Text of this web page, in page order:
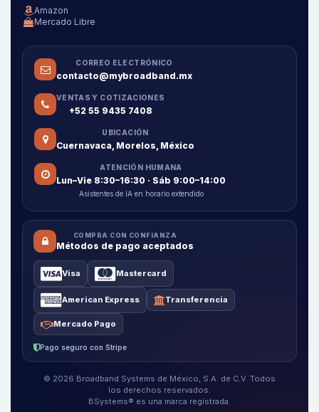
Amazon
Mercado Libre
CORREO ELECTRÓNICO
contacto@mybroadband.mx
VENTAS Y COTIZACIONES
+52 55 9435 7408
UBICACIÓN
Cuernavaca, Morelos, México
ATENCIÓN HUMANA
Lun–Vie 8:30–16:30 · Sáb 9:00–14:00
Asistentes de IA en horario extendido
COMPRA CON CONFIANZA
Métodos de pago aceptados
Visa Mastercard
American Express Transferencia
Mercado Pago
Pago seguro con Stripe
© 2026 Broadband Systems de México, S.A. de C.V. Todos
los derechos reservados.
BSystems® es una marca registrada.